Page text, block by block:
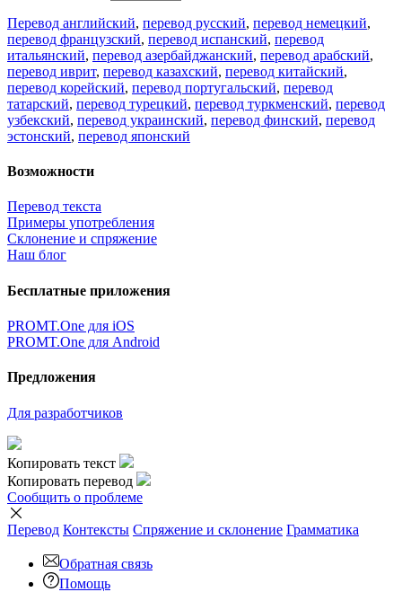
Перевод английский, перевод русский, перевод немецкий,
перевод французский, перевод испанский, перевод
итальянский, перевод азербайджанский, перевод арабский,
перевод иврит, перевод казахский, перевод китайский,
перевод корейский, перевод португальский, перевод
татарский, перевод турецкий, перевод туркменский, перевод
узбекский, перевод украинский, перевод финский, перевод
эстонский, перевод японский
Возможности
Перевод текста
Примеры употребления
Склонение и спряжение
Наш блог
Бесплатные приложения
PROMT.One для iOS
PROMT.One для Android
Предложения
Для разработчиков
Копировать текст
Копировать перевод
Сообщить о проблеме
Перевод Контексты Спряжение и склонение Грамматика
Обратная связь
Помощь